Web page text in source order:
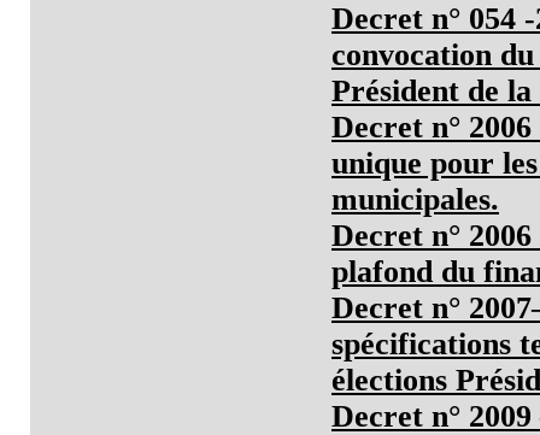
Decret n° 054
convocation
Président de
Decret n°
unique pour
municipales.
Decret n°
plafond du
Decret n°
spécifications
élections
Decret n°